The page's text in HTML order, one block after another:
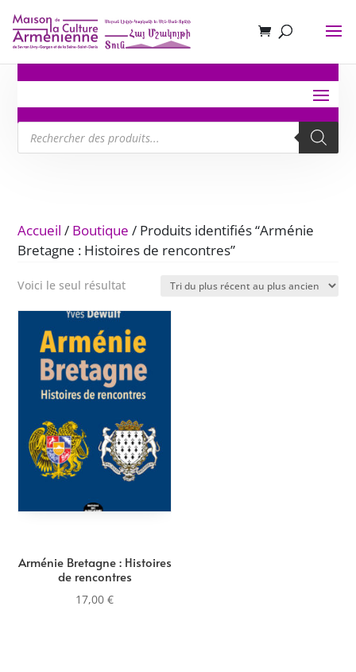
Recherche
de
produits
Accueil / Boutique / Produits identifiés “Arménie
Bretagne : Histoires de rencontres”
Voici le seul résultat
Arménie Bretagne : Histoires
de rencontres
17,00€